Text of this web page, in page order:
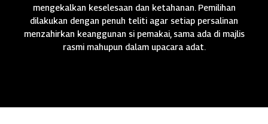
mengekalkan keselesaan dan ketahanan. Pemilihan
dilakukan dengan penuh teliti agar setiap persalinan
menzahirkan keanggunan si pemakai, sama ada di majlis
rasmi mahupun dalam upacara adat.